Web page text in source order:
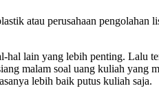
atau perusahaan
lain yang lebih penting. Lalu
malam soal uang kuliah yang
lebih baik putus kuliah saja.